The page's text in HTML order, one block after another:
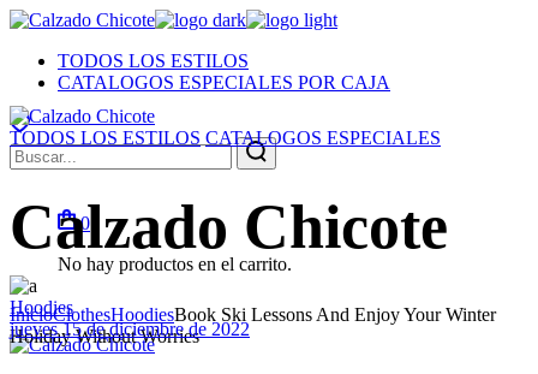
Skip
content
TODOS LOS ESTILOS
CATALOGOS ESPECIALES POR CAJA
Search
for:
0
No hay productos en el carrito.
TODOS LOS ESTILOS CATALOGOS ESPECIALES
Calzado Chicote
InicioClothesHoodiesBook Ski Lessons And Enjoy Your Winter
Holiday Without Worries
Hoodies
jueves 15 de diciembre de 2022